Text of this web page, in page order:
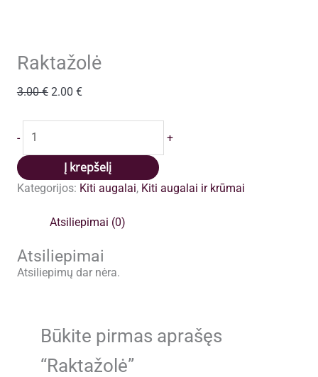
Raktažolė
3.00€ Original
2.00 €Current
-
kiekis:
Raktažolė
+
Į krepšelį
Kategorijos: Kiti augalai, Kiti augalai ir krūmai
Atsiliepimai (0)
Atsiliepimai
Atsiliepimų dar nėra.
Būkite pirmas aprašęs
“Raktažolė”